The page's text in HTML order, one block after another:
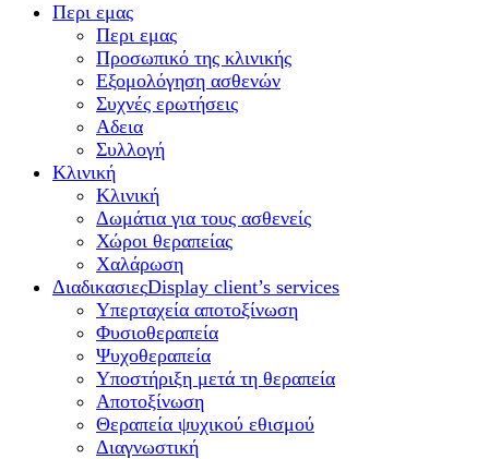
Περι εμας
Περι εμας
Προσωπικό της κλινικής
Εξομολόγηση ασθενών
Συχνές ερωτήσεις
Αδεια
Συλλογή
Κλινική
Κλινική
Δωμάτια για τους ασθενείς
Χώροι θεραπείας
Χαλάρωση
ΔιαδικασιεςDisplay client’s services
Υπερταχεία αποτοξίνωση
Φυσιοθεραπεία
Ψυχοθεραπεία
Υποστήριξη μετά τη θεραπεία
Αποτοξίνωση
Θεραπεία ψυχικού εθισμού
Διαγνωστική